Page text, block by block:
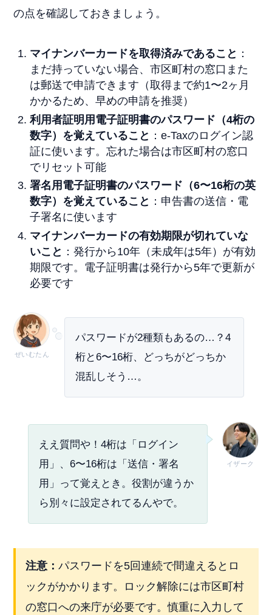
の点を確認しておきましょう。
マイナンバーカードを取得済みであること ：
まだ持っていない場合、市区町村の窓口また
は郵送で申請できます（取得まで約1〜2ヶ月
かかるため、早めの申請を推奨）
利用者証明用電子証明書のパスワード（4桁の
数字）を覚えていること ：e-Taxのログイン認
証に使います。忘れた場合は市区町村の窓口
でリセット可能
署名用電子証明書のパスワード（6〜16桁の英
数字）を覚えていること ：申告書の送信・電
子署名に使います
マイナンバーカードの有効期限が切れていな
いこと ：発行から10年（未成年は5年）が有効
期限です。電子証明書は発行から5年で更新が
必要です
ぜいむたん
パスワードが2種類もあるの…？4
桁と6〜16桁、どっちがどっちか
混乱しそう…。
イザーク
ええ質問や！4桁は「ログイン
用」、6〜16桁は「送信・署名
用」って覚えとき。役割が違うか
ら別々に設定されてるんやで。
注意：パスワードを5回連続で間違えるとロ
ックがかかります。ロック解除には市区町村
の窓口への来庁が必要です。慎重に入力して